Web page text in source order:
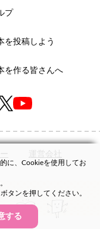
プ
を投稿しよう
を作る皆さんへ
運営会社
に、Cookieを使用してお
タンを押してください。
する